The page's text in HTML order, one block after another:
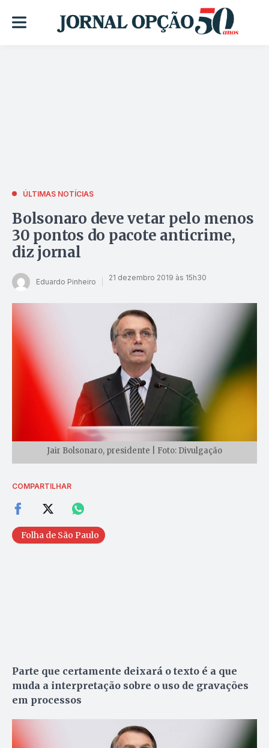
ÚLTIMAS NOTÍCIAS
Bolsonaro deve vetar pelo menos
30 pontos do pacote anticrime,
diz jornal
Eduardo Pinheiro 21 dezembro 2019 às 15h30
Jair Bolsonaro, presidente | Foto: Divulgação
COMPARTILHAR
Folha de São Paulo
Parte que certamente deixará o texto é a que
muda a interpretação sobre o uso de gravações
em processos